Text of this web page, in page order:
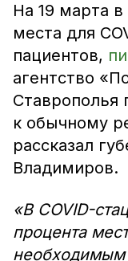
На 19 марта
места для
пациентов,
агентство
Ставрополья
к обычному
рассказал
Владимиров.
«В COVID-
процента
необходимым